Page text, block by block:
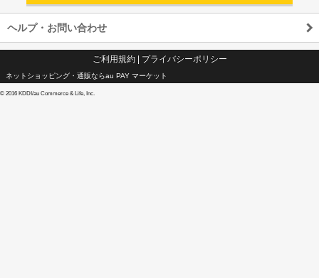
ヘルプ・お問い合わせ
ご利用規約| プライバシーポリシー
ネットショッピング・通販ならau PAY マーケット
© 2016 KDDI/au Commerce & Life, Inc.